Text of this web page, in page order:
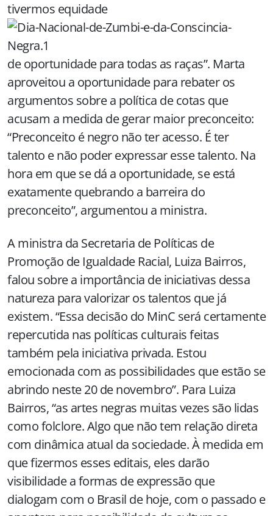
tivermos equidade
de oportunidade para todas as raças”. Marta
aproveitou a oportunidade para rebater os
argumentos sobre a política de cotas que
acusam a medida de gerar maior preconceito:
“Preconceito é negro não ter acesso. É ter
talento e não poder expressar esse talento. Na
hora em que se dá a oportunidade, se está
exatamente quebrando a barreira do
preconceito”, argumentou a ministra.
A ministra da Secretaria de Políticas de
Promoção de Igualdade Racial, Luiza Bairros,
falou sobre a importância de iniciativas dessa
natureza para valorizar os talentos que já
existem. “Essa decisão do MinC será certamente
repercutida nas políticas culturais feitas
também pela iniciativa privada. Estou
emocionada com as possibilidades que estão se
abrindo neste 20 de novembro”. Para Luiza
Bairros, “as artes negras muitas vezes são lidas
como folclore. Algo que não tem relação direta
com dinâmica atual da sociedade. À medida em
que fizermos esses editais, eles darão
visibilidade a formas de expressão que
dialogam com o Brasil de hoje, com o passado e